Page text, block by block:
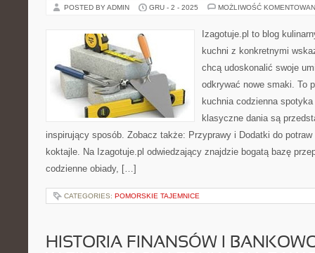
POSTED BY ADMIN GRU - 2 - 2025 MOŻLIWOŚĆ
Izagotuje.pl to blog
kuchni z konkretnymi
chcą udoskonalić swoje
odkrywać nowe smaki. To
kuchnia codzienna
klasyczne dania są
inspirujący sposób. Zobacz także: Przyprawy i Dodatki do potraw
koktajle. Na Izagotuje.pl odwiedzający znajdzie bogatą bazę
codzienne obiady, […]
CATEGORIES: POMORSKIE TAJEMNICE
HISTORIA FINANSÓW I